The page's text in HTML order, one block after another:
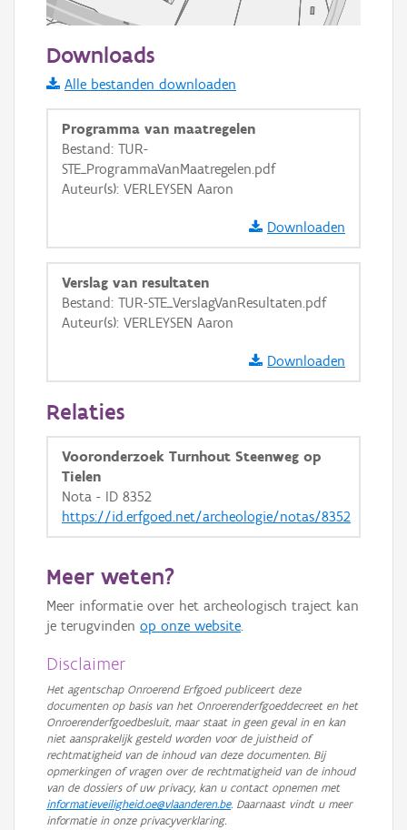
Informatie Vlaanderen
i
+ −
Basis Lagen
Ortho
GRB-Basiskaart
GRB-Basiskaart in grijswaarden
Downloads
Alle bestanden downloaden
Programma van maatregelen
Bestand: TUR-
STE_ProgrammaVanMaatregelen.pdf
Auteur(s): VERLEYSEN Aaron
Downloaden
Verslag van resultaten
Bestand: TUR-STE_VerslagVanResultaten.pdf
Auteur(s): VERLEYSEN Aaron
Downloaden
Relaties
Vooronderzoek Turnhout Steenweg op
Tielen
Nota - ID 8352
https://id.erfgoed.net/archeologie/notas/8352
Meer weten?
Meer informatie over het archeologisch traject kan
je terugvinden op onze website.
Disclaimer
Het agentschap Onroerend Erfgoed publiceert deze
documenten op basis van het Onroerenderfgoeddecreet en het
Onroerenderfgoedbesluit, maar staat in geen geval in en kan
niet aansprakelijk gesteld worden voor de juistheid of
rechtmatigheid van de inhoud van deze documenten. Bij
opmerkingen of vragen over de rechtmatigheid van de inhoud
van de dossiers of uw privacy, kan u contact opnemen met
informatieveiligheid.oe@vlaanderen.be. Daarnaast vindt u meer
informatie in onze privacyverklaring.